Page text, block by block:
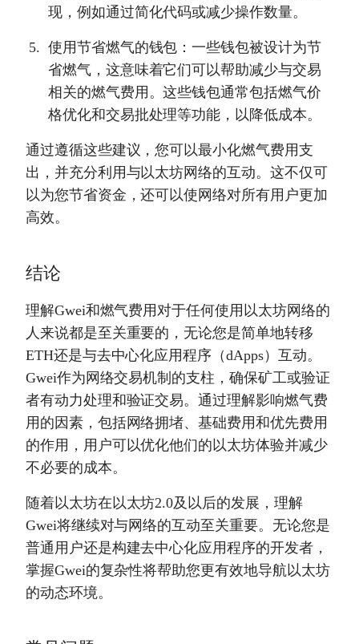
现，例如通过简化代码或减少操作数量。
使用节省燃气的钱包：一些钱包被设计为节
省燃气，这意味着它们可以帮助减少与交易
相关的燃气费用。这些钱包通常包括燃气价
格优化和交易批处理等功能，以降低成本。
通过遵循这些建议，您可以最小化燃气费用支
出，并充分利用与以太坊网络的互动。这不仅可
以为您节省资金，还可以使网络对所有用户更加
高效。
结论
理解Gwei和燃气费用对于任何使用以太坊网络的
人来说都是至关重要的，无论您是简单地转移
ETH还是与去中心化应用程序（dApps）互动。
Gwei作为网络交易机制的支柱，确保矿工或验证
者有动力处理和验证交易。通过理解影响燃气费
用的因素，包括网络拥堵、基础费用和优先费用
的作用，用户可以优化他们的以太坊体验并减少
不必要的成本。
随着以太坊在以太坊2.0及以后的发展，理解
Gwei将继续对与网络的互动至关重要。无论您是
普通用户还是构建去中心化应用程序的开发者，
掌握Gwei的复杂性将帮助您更有效地导航以太坊
的动态环境。